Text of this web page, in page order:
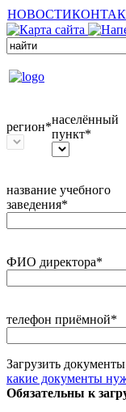
НОВОСТИ
регион*
населённый
пункт*
название учебного
заведения*
ФИО директора*
телефон приёмной*
Загрузить документы
какие документы
Обязательны к